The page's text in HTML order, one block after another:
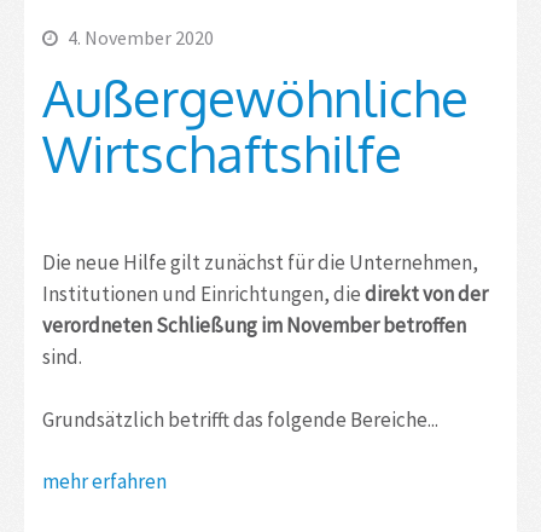
4. November 2020
Außergewöhnliche
Wirtschaftshilfe
Die neue Hilfe gilt zunächst für die Unternehmen,
Institutionen und Einrichtungen, diedirekt von der
verordneten Schließung im November betroffen
sind.
Grundsätzlich betrifft das folgende Bereiche...
mehr erfahren